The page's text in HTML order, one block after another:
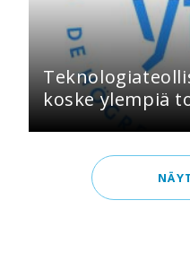
koske ylempiä